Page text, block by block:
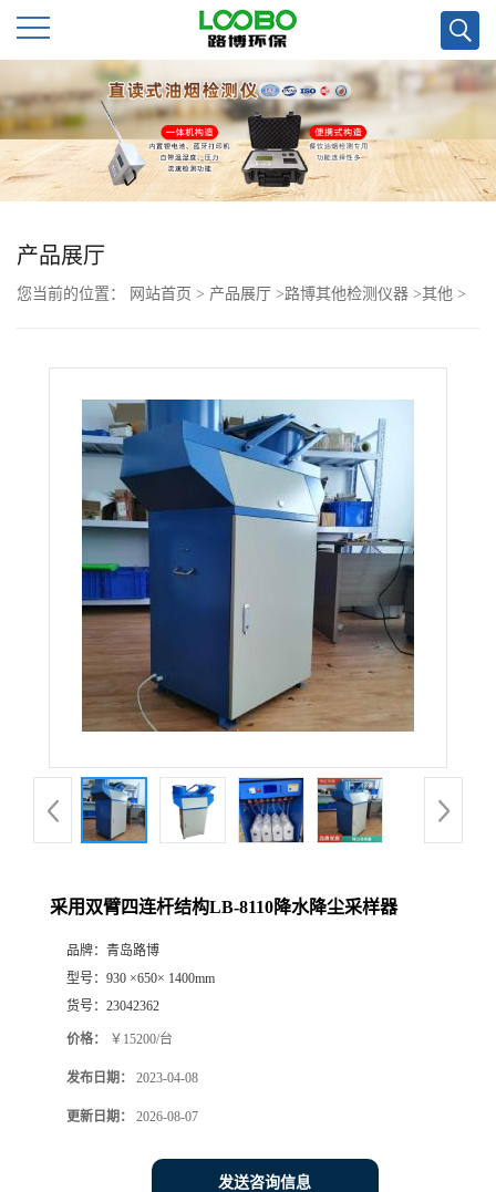
公
司
首
页
公
品
厅
产品展厅
您当前的位置： 网站首页 > 产品展厅 >路博其他检测仪器 >其他 >
采用双臂四连杆结构LB-8110降水降尘采样器
品牌： 青岛路博
型号： 930 ×650× 1400mm
货号： 23042362
价格： ￥15200/台
发布日期： 2023-04-08
更新日期： 2026-08-07
发送咨询信息